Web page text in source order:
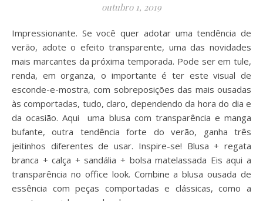
outubro 1, 2019
Impressionante. Se você quer adotar uma tendência de
verão, adote o efeito transparente, uma das novidades
mais marcantes da próxima temporada. Pode ser em tule,
renda, em organza, o importante é ter este visual de
esconde-e-mostra, com sobreposições das mais ousadas
às comportadas, tudo, claro, dependendo da hora do dia e
da ocasião. Aqui uma blusa com transparência e manga
bufante, outra tendência forte do verão, ganha três
jeitinhos diferentes de usar. Inspire-se! Blusa + regata
branca + calça + sandália + bolsa matelassada Eis aqui a
transparência no office look. Combine a blusa ousada de
essência com peças comportadas e clássicas, como a